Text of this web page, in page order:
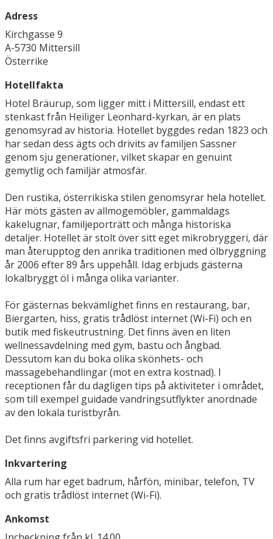
Adress
Kirchgasse 9
A-5730 Mittersill
Österrike
Hotellfakta
Hotel Bräurup, som ligger mitt i Mittersill, endast ett
stenkast från Heiliger Leonhard-kyrkan, är en plats
genomsyrad av historia. Hotellet byggdes redan 1823 och
har sedan dess ägts och drivits av familjen Sassner
genom sju generationer, vilket skapar en genuint
gemytlig och familjär atmosfär.
Den rustika, österrikiska stilen genomsyrar hela hotellet.
Här möts gästen av allmogemöbler, gammaldags
kakelugnar, familjeporträtt och många historiska
detaljer. Hotellet är stolt över sitt eget mikrobryggeri, där
man återupptog den anrika traditionen med ölbryggning
år 2006 efter 89 års uppehåll. Idag erbjuds gästerna
lokalbryggt öl i många olika varianter.
För gästernas bekvämlighet finns en restaurang, bar,
Biergarten, hiss, gratis trådlöst internet (Wi-Fi) och en
butik med fiskeutrustning. Det finns även en liten
wellnessavdelning med gym, bastu och ångbad.
Dessutom kan du boka olika skönhets- och
massagebehandlingar (mot en extra kostnad). I
receptionen får du dagligen tips på aktiviteter i området,
som till exempel guidade vandringsutflykter anordnade
av den lokala turistbyrån.
Det finns avgiftsfri parkering vid hotellet.
Inkvartering
Alla rum har eget badrum, hårfön, minibar, telefon, TV
och gratis trådlöst internet (Wi-Fi).
Ankomst